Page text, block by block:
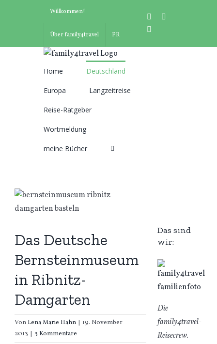
Willkommen!
Über family4travel PR
instagram
nach:
Home Deutschland
Europa Langzeitreise
Reise-Ratgeber
Wortmeldung
meine Bücher
Das Deutsche
Bernsteinmuseum
in Ribnitz-
Damgarten
VonLena Marie Hahn | 19. November
2013 | 3 Kommentare
Das sind
wir:
Die
family4travel-
Reisecrew.